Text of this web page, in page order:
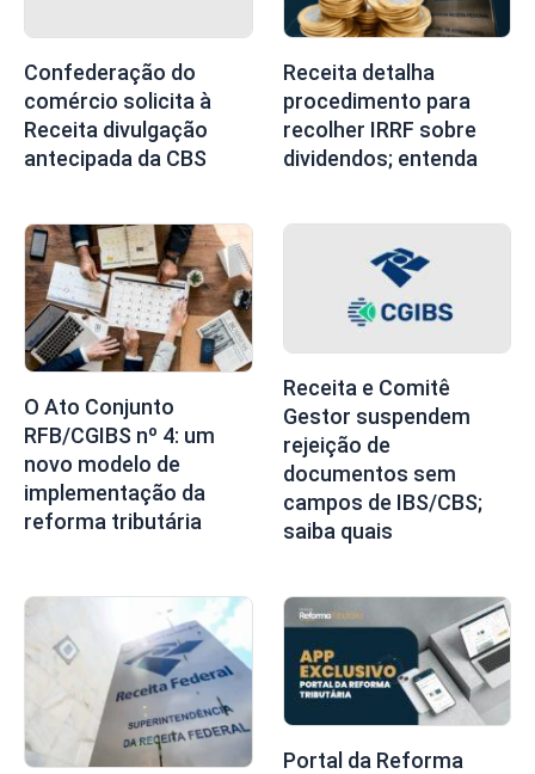
Confederação do
comércio solicita à
Receita divulgação
antecipada da CBS
Receita detalha
procedimento para
recolher IRRF sobre
dividendos; entenda
O Ato Conjunto
RFB/CGIBS nº 4: um
novo modelo de
implementação da
reforma tributária
Receita e Comitê
Gestor suspendem
rejeição de
documentos sem
campos de IBS/CBS;
saiba quais
Portal da Reforma